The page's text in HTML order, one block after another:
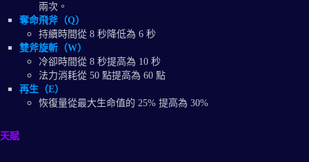
兩次。
奪命飛斧（Q）
持續時間從 8 秒降低為 6 秒
雙斧旋斬（W）
冷卻時間從 8 秒提高為 10 秒
法力消耗從 50 點提高為 60 點
再生（E）
恢復量從最大生命值的 25% 提高為 30%
天賦